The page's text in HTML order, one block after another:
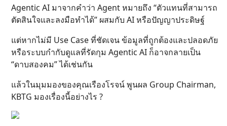
Agentic AI มาจากคำว่า Agent หมายถึง “ตัวแทนที่สามารถ
ตัดสินใจและลงมือทำได้” ผสมกับ AI หรือปัญญาประดิษฐ์
แต่หากไม่มี Use Case ที่ชัดเจน ข้อมูลที่ถูกต้องและปลอดภัย
หรือระบบกำกับดูแลที่รัดกุม Agentic AI ก็อาจกลายเป็น
“ดาบสองคม” ได้เช่นกัน
แล้วในมุมมองของคุณเรืองโรจน์ พูนผล Group Chairman,
KBTG มองเรื่องนี้อย่างไร ?